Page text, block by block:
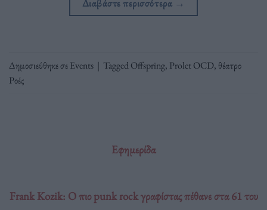
Διαβάστε περισσότερα →
Δημοσιεύθηκε σεEvents | TaggedOffspring, Prolet OCD, θέατρο
Ροές
Εφημερίδα
Frank Kozik: Ο πιο punk rock γραφίστας πέθανε στα 61 του